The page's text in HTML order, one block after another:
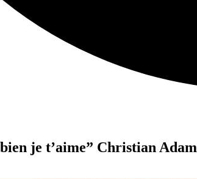
je t’aime” Christian Adam